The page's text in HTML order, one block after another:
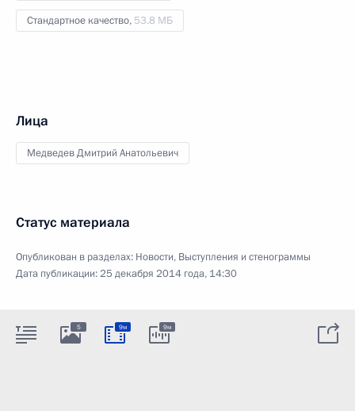
Стандартное качество, 53.8 МБ
Лица
Медведев Дмитрий Анатольевич
Статус материала
Опубликован в разделах: Новости, Выступления и стенограммы
Дата публикации:25 декабря 2014 года, 14:30
5 9м 9м